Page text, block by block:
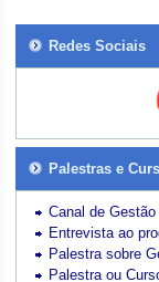
Redes Sociais
Palestras e
Canal de
Entrevista ao
Palestra sobre
Palestra ou